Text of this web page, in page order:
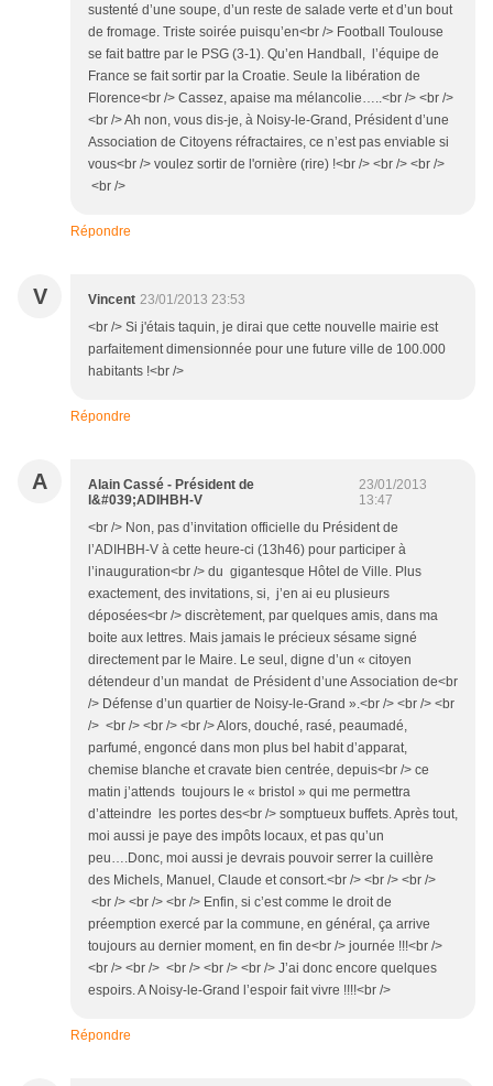
sustenté d’une soupe, d’un reste de salade verte et d’un bout
de fromage. Triste soirée puisqu’en<br /> Football Toulouse
se fait battre par le PSG (3-1). Qu’en Handball, l’équipe de
France se fait sortir par la Croatie. Seule la libération de
Florence<br /> Cassez, apaise ma mélancolie…..<br /> <br />
<br /> Ah non, vous dis-je, à Noisy-le-Grand, Président d’une
Association de Citoyens réfractaires, ce n’est pas enviable si
vous<br /> voulez sortir de l'ornière (rire) !<br /> <br /> <br />
<br />
Répondre
V Vincent 23/01/2013 23:53
<br /> Si j'étais taquin, je dirai que cette nouvelle mairie est
parfaitement dimensionnée pour une future ville de 100.000
habitants !<br />
Répondre
A
Alain Cassé - Président de
l&#039;ADIHBH-V
23/01/2013
13:47
<br /> Non, pas d’invitation officielle du Président de
l’ADIHBH-V à cette heure-ci (13h46) pour participer à
l’inauguration<br /> du gigantesque Hôtel de Ville. Plus
exactement, des invitations, si, j’en ai eu plusieurs
déposées<br /> discrètement, par quelques amis, dans ma
boite aux lettres. Mais jamais le précieux sésame signé
directement par le Maire. Le seul, digne d’un « citoyen
détendeur d’un mandat de Président d’une Association de<br
/> Défense d’un quartier de Noisy-le-Grand ».<br /> <br /> <br
/> <br /> <br /> <br /> Alors, douché, rasé, peaumadé,
parfumé, engoncé dans mon plus bel habit d’apparat,
chemise blanche et cravate bien centrée, depuis<br /> ce
matin j’attends toujours le « bristol » qui me permettra
d’atteindre les portes des<br /> somptueux buffets. Après tout,
moi aussi je paye des impôts locaux, et pas qu’un
peu….Donc, moi aussi je devrais pouvoir serrer la cuillère
des Michels, Manuel, Claude et consort.<br /> <br /> <br />
<br /> <br /> <br /> Enfin, si c’est comme le droit de
préemption exercé par la commune, en général, ça arrive
toujours au dernier moment, en fin de<br /> journée !!!<br />
<br /> <br /> <br /> <br /> <br /> J’ai donc encore quelques
espoirs. A Noisy-le-Grand l’espoir fait vivre !!!!<br />
Répondre